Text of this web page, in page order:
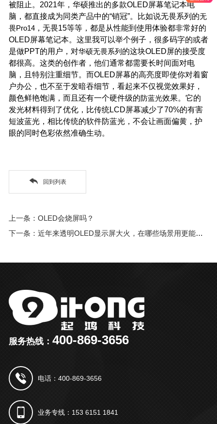
被阻止。2021年，华硕推出的多款OLED屏幕笔记本电
脑，都直接成为同类产品中的“销冠”。比如说无畏系列的无
畏Pro14，无畏15等等，都是从性能到使用体验都非常好的
OLED屏幕笔记本。这里我可以举个例子，很多码字的或者
是做PPT的用户，对华硕无畏系列 的这块OLED屏的接受度
都很高。这类的创作者，他们通常都需要长时间面对电
脑，且特别注重细节。而OLED屏幕的高亮度即使你对着窗
户办公，也不至于发暗吞细节，看起来不仅视觉效果好，
颜色鲜艳饱满，而且还有一个硬件级的防蓝光效果。它的
发光材料得到了优化，比传统LCD屏幕减少了70%的有害
短波蓝光，相比传统的软件防蓝光，不会让画面偏黄，护
眼的同时色彩依然准确生动。
回到列表
上一条：OLED会烧屏吗？
下一条：近年来透明OLED显示屏大火，在哪些场景用更能发挥透明屏的价值？
服务热线： 400-869-3656
电话：400-869-3656
业务专线：153 6151 1841